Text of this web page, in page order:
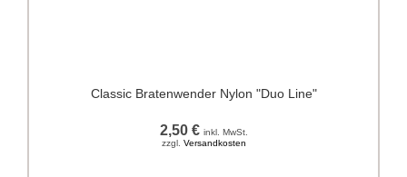
Classic Bratenwender Nylon "Duo Line"
2,50 € inkl. MwSt.
zzgl. Versandkosten